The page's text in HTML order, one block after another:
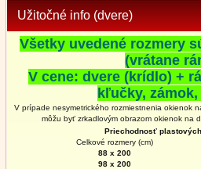
Užitočné info (dvere)
Všetky uvedené rozmery
(vrátane
V cene: dvere (krídlo) +
kľučky,
V prípade nesymetrického rozmiestnenia okienok
môžu byť zrkadlovým obrazom okienok na
Priechodnosť
Celkové rozmery (cm)
88 x 200
98 x 200